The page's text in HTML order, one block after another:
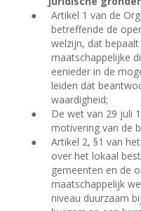
●
Artikel 1 van de
betreffende de
welzijn, dat
maatschappelijke
eenieder in de
leiden dat
waardigheid;
●
De wet van 29 juli
motivering van de
●
Artikel 2, §1 van
over het lokaal
gemeenten en de
maatschappelijk
niveau duurzaam